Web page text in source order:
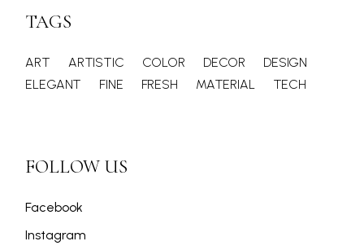
TAGS
ART ARTISTIC COLOR DECOR
DESIGN
ELEGANT
FINE FRESH MATERIAL TECH
FOLLOW US
Facebook
Instagram